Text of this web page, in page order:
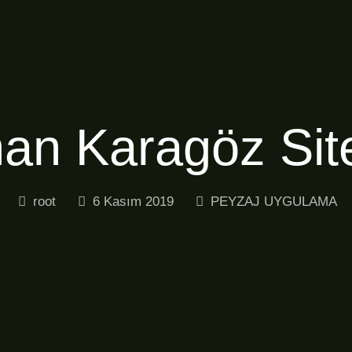
Karagöz
root 6 Kasım 2019 PEYZAJ UYGULAMA